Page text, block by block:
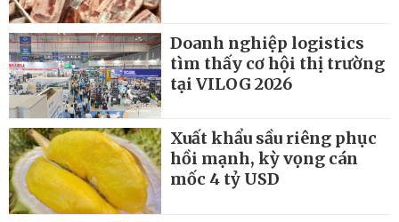
Doanh nghiệp logistics
tìm thấy cơ hội thị trường
tại VILOG 2026
Xuất khẩu sầu riêng phục
hồi mạnh, kỳ vọng cán
mốc 4 tỷ USD